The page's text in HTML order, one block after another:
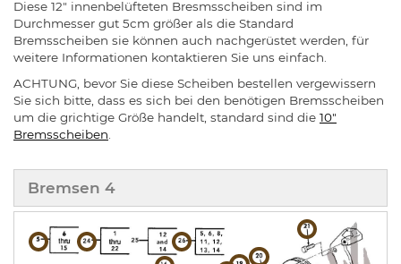
Diese 12" innenbelüfteten Bresmsscheiben sind im
Durchmesser gut 5cm größer als die Standard
Bremsscheiben sie können auch nachgerüstet werden, für
weitere Informationen kontaktieren Sie uns einfach.
ACHTUNG, bevor Sie diese Scheiben bestellen vergewissern
Sie sich bitte, dass es sich bei den benötigen Bremsscheiben
um die grichtige Größe handelt, standard sind die 10"
Bremsscheiben
Bremsen 4